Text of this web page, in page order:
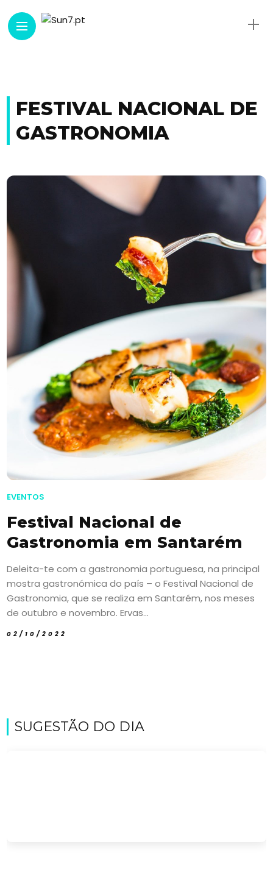
FESTIVAL NACIONAL DE
GASTRONOMIA
EVENTOS
Festival Nacional de
Gastronomia em Santarém
Deleita-te com a gastronomia portuguesa, na principal
mostra gastronómica do país – o Festival Nacional de
Gastronomia, que se realiza em Santarém, nos meses
de outubro e novembro. Ervas...
02/10/2022
SUGESTÃO DO DIA